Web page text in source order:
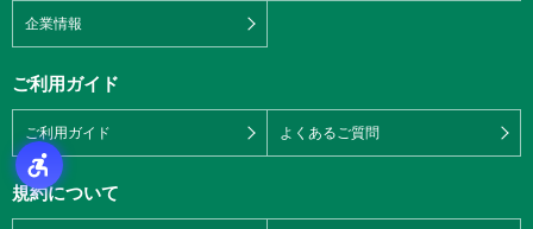
企業情報
ご利用ガイド
ご利用ガイド よくあるご質問
規約について